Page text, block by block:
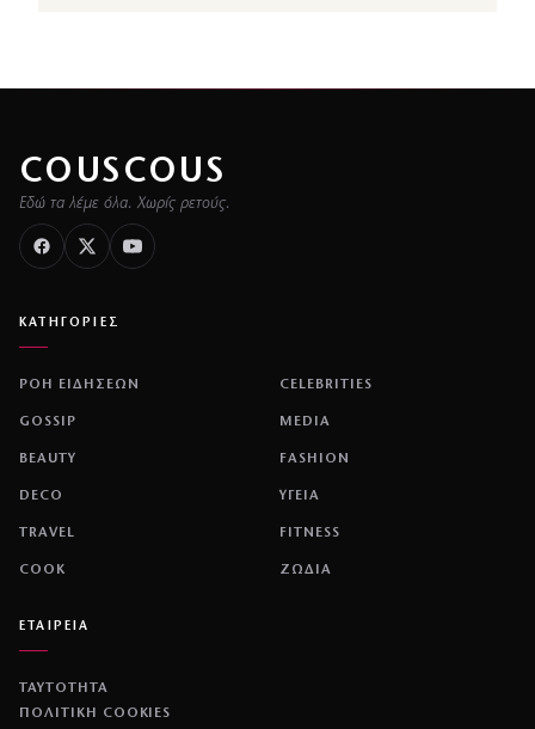
COUSCOUS
Εδώ τα λέμε όλα. Χωρίς ρετούς.
ΚΑΤΗΓΟΡΙΕΣ
ΡΟΗ ΕΙΔΗΣΕΩΝ CELEBRITIES
GOSSIP MEDIA
BEAUTY FASHION
DECO ΥΓΕΙΑ
TRAVEL FITNESS
COOK ΖΩΔΙΑ
ΕΤΑΙΡΕΙΑ
ΤΑΥΤΟΤΗΤΑ
ΠΟΛΙΤΙΚΉ COOKIES